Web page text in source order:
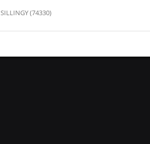
SILLINGY (74330)